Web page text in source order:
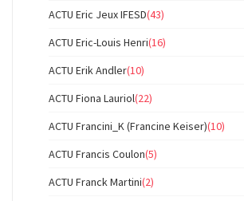
ACTU Eric Jeux IFESD(43)
ACTU Eric-Louis Henri(16)
ACTU Erik Andler(10)
ACTU Fiona Lauriol(22)
ACTU Francini_K (Francine Keiser)(10)
ACTU Francis Coulon(5)
ACTU Franck Martini(2)